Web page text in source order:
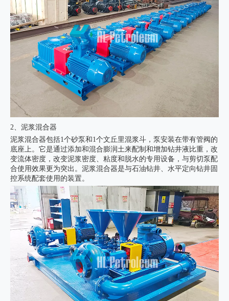
2、泥浆混合器
泥浆混合器包括1个砂泵和1个文丘里混浆斗，泵安装在带有管阀的
底座上。它是通过添加和混合膨润土来配制和增加钻井液比重，改
变流体密度，改变泥浆密度、粘度和脱水的专用设备，与剪切泵配
合使用效果更为突出。泥浆混合器是与石油钻井、水平定向钻井固
控系统配套使用的装置。